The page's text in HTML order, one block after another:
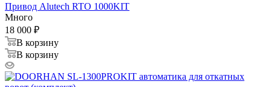
Привод Alutech RTO 1000KIT
Много
18 000 ₽
В корзину
В корзину